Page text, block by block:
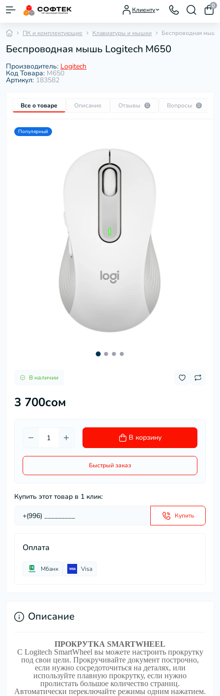
Клиенту
0
ПК и комплектующие Клавиатуры и мышки Беспроводная
Беспроводная мышь Logitech M650
Производитель: Logitech
Код Товара: M650
Артикул: 183582
Все о товаре Описание Отзывы 0 Вопросы 0
Популярный
В наличии
3 700сом
В корзину
Быстрый заказ
Купить этот товар в 1 клик:
Купить
Оплата
Мбанк Visa
Описание
ПРОКРУТКА SMARTWHEEL
С Logitech SmartWheel вы можете настроить прокрутку
под свои цели. Прокручивайте документ построчно,
если нужно сосредоточиться на деталях, или
используйте плавную прокрутку, если нужно
пролистать большое количество страниц.
Автоматически переключайте режимы одним нажатием.